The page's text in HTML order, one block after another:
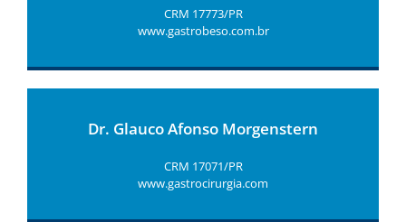
CRM 17773/PR
www.gastrobeso.com.br
Dr. Glauco Afonso Morgenstern
CRM 17071/PR
www.gastrocirurgia.com